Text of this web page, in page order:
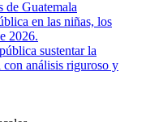
de Guatemala
en las niñas, los
2026.
sustentar la
con análisis riguroso y